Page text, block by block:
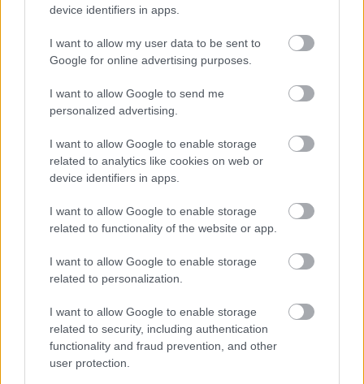
device identifiers in apps.
I want to allow my user data to be sent to
Google for online advertising purposes.
I want to allow Google to send me
personalized advertising.
I want to allow Google to enable storage
related to analytics like cookies on web or
device identifiers in apps.
I want to allow Google to enable storage
related to functionality of the website or app.
I want to allow Google to enable storage
related to personalization.
I want to allow Google to enable storage
related to security, including authentication
functionality and fraud prevention, and other
user protection.
szinkronhangok: aladdin
A hozzászóláshoz be kell lépned!
VAGY